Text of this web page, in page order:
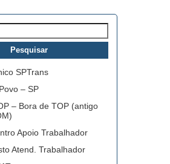
SPTrans
– SP
– Bora de TOP (antigo
Apoio Trabalhador
Atend. Trabalhador